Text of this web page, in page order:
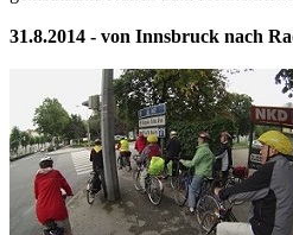
31.8.2014 - von Innsbruck nach